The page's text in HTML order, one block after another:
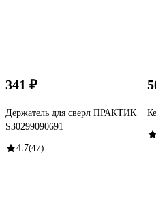
341 ₽
Держатель для сверл ПРАКТИК
S30299090691
4.7(47)